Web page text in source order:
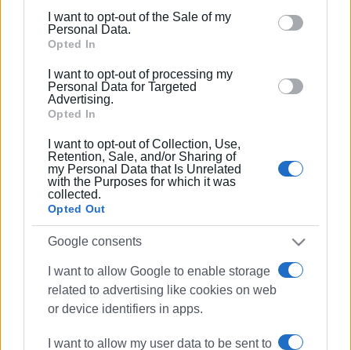
behaviour. You may click to grant or deny consent to
Google and its third-party tags to use your data for
section.
I want to opt-out of the Sale of my
Personal Data.
Opted In
I want to opt-out of processing my
Personal Data for Targeted
Advertising.
Opted In
I want to opt-out of Collection, Use,
Retention, Sale, and/or Sharing of
my Personal Data that Is Unrelated
with the Purposes for which it was
collected.
Opted Out
Google consents
I want to allow Google to enable storage
related to advertising like cookies on web
or device identifiers in apps.
I want to allow my user data to be sent to
1990 σε θέσεις υψηλής ευθύνης. Ειδικεύεται στις
δημόσιες σχέσεις, το ελεύθερο και το
καλλιτεχνικό ρεπορτάζ.
Ακολουθήστε το enimerosi στο
Συνδρομητές στο e-paper